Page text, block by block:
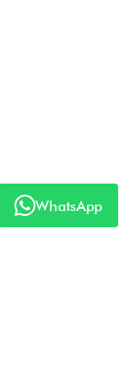
WhatsApp